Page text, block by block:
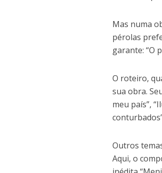
Mas numa
pérolas
garante: “O
O roteiro,
sua obra.
meu país”,
Outros
Aqui, o